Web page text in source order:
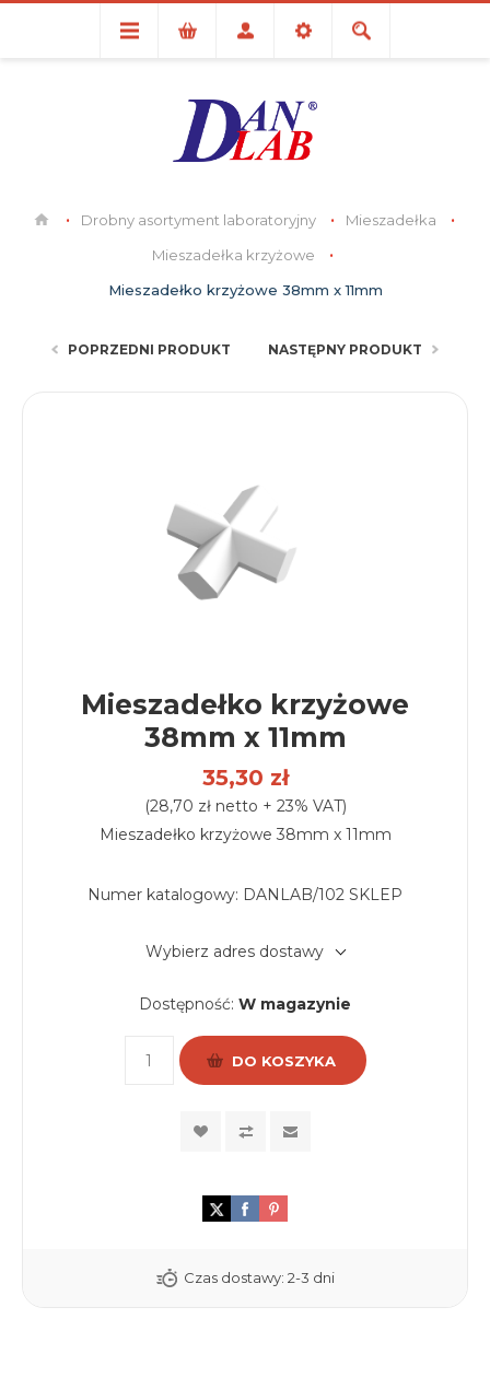
Drobny asortyment laboratoryjny
Mieszadełka
Mieszadełka krzyżowe
Mieszadełko krzyżowe 38mm x 11mm
POPRZEDNI PRODUKT NASTĘPNY PRODUKT
Mieszadełko krzyżowe
38mm x 11mm
35,30 zł
(28,70 zł netto + 23% VAT)
Mieszadełko krzyżowe 38mm x 11mm
Numer katalogowy: DANLAB/102 SKLEP
Wybierz adres dostawy
Dostępność: W magazynie
DO KOSZYKA
Czas dostawy: 2-3 dni